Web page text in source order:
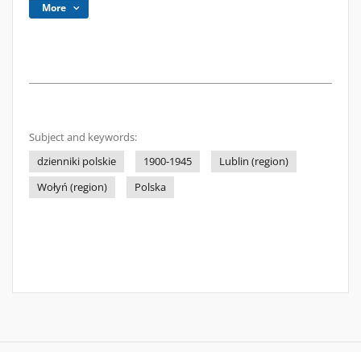
More
Subject and keywords:
dzienniki polskie
1900-1945
Lublin (region)
Wołyń (region)
Polska